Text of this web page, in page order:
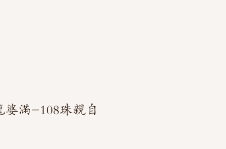
婆滿-108珠親自